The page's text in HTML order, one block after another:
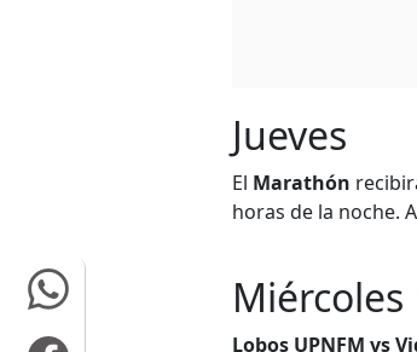
Jueves
El Marathón
horas de la noche.
Lobos UPNFM vs